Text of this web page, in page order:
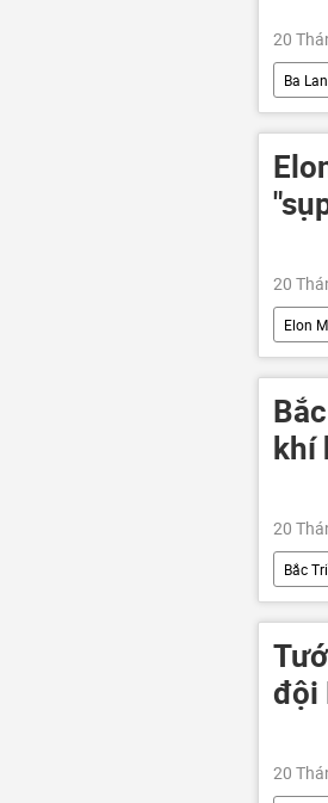
20
Ba Lan
Liên
20
Elon
khí
20
Bắc
Hoa
đội
20